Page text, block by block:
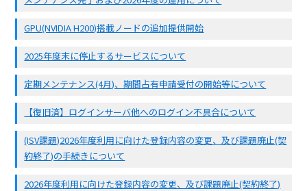
GPU(NVIDIA H200)搭載ノードの追加提供開始
2025年度末に停止するサービスについて
定期メンテナンス(4月)、期間占有申請受付の開始等について
【復旧済】ログインサーバ他へのログイン不具合について
(ISV課題)2026年度利用に向けた登録内容の変更、及び課題廃止(契
約終了)の手続きについて
2026年度利用に向けた登録内容の変更、及び課題廃止(契約終了)